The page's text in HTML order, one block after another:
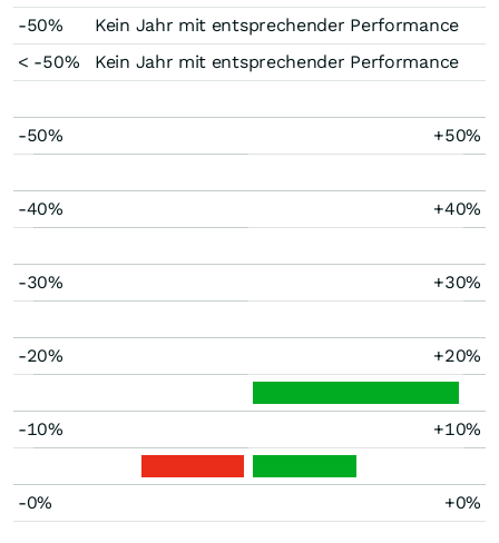
-50%
Kein Jahr mit entsprechender Performance
< -50%
Kein Jahr mit entsprechender Performance
-50% +50%
-40% +40%
-30% +30%
-20% +20%
-10% +10%
-0% +0%